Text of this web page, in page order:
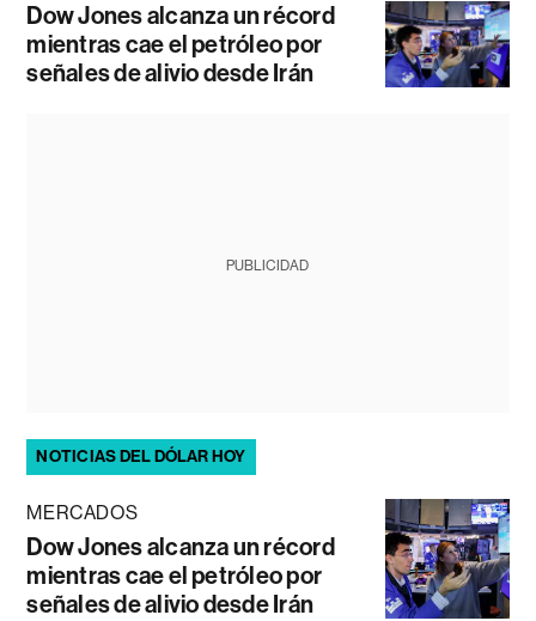
Dow Jones alcanza un récord
mientras cae el petróleo por
señales de alivio desde Irán
PUBLICIDAD
NOTICIAS DEL DÓLAR HOY
MERCADOS
Dow Jones alcanza un récord
mientras cae el petróleo por
señales de alivio desde Irán